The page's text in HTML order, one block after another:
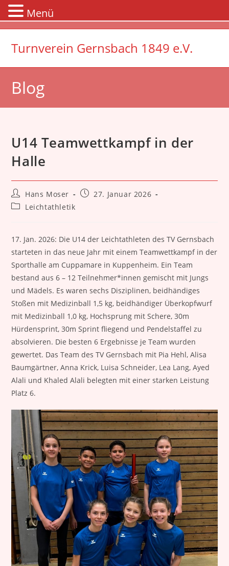
Zum
springen
Turnverein Gernsbach 1849 e.V.
Blog
U14 Teamwettkampf in der
Halle
Beitrags-
Autor:
Hans Moser
Beitrag27. Januar 2026
Beitrags-
Leichtathletik
17. Jan. 2026: Die U14 der Leichtathleten des TV Gernsbach
starteten in das neue Jahr mit einem Teamwettkampf in der
Sporthalle am Cuppamare in Kuppenheim. Ein Team
bestand aus 6 – 12 Teilnehmer*innen gemischt mit Jungs
und Mädels. Es waren sechs Disziplinen, beidhändiges
Stoßen mit Medizinball 1,5 kg, beidhändiger Überkopfwurf
mit Medizinball 1,0 kg, Hochsprung mit Schere, 30m
Hürdensprint, 30m Sprint fliegend und Pendelstaffel zu
absolvieren. Die besten 6 Ergebnisse je Team wurden
gewertet. Das Team des TV Gernsbach mit Pia Hehl, Alisa
Baumgärtner, Anna Krick, Luisa Schneider, Lea Lang, Ayed
Alali und Khaled Alali belegten mit einer starken Leistung
Platz 6.
Menü